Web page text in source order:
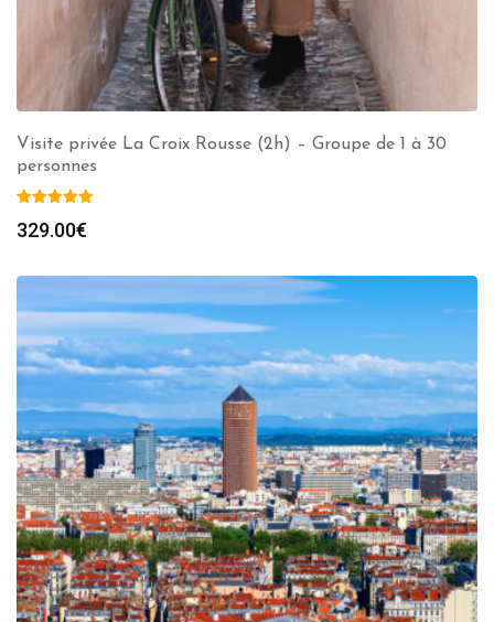
Visite privée La Croix Rousse (2h) – Groupe de 1 à 30
personnes
329.00€